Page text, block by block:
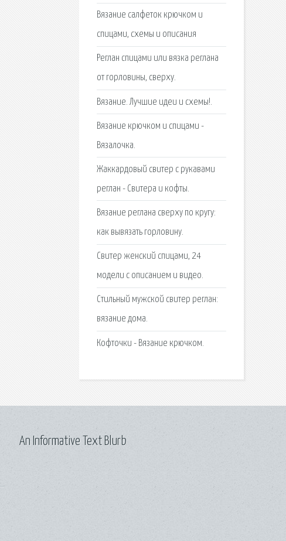
Вязание салфеток крючком и
спицами, схемы и описания
Реглан спицами или вязка реглана
от горловины, сверху.
Вязание. Лучшие идеи и схемы!.
Вязание крючком и спицами -
Вязалочка.
Жаккардовый свитер с рукавами
реглан - Свитера и кофты.
Вязание реглана сверху по кругу:
как вывязать горловину.
Свитер женский спицами, 24
модели с описанием и видео.
Стильный мужской свитер реглан:
вязание дома.
Кофточки - Вязание крючком.
An Informative Text Blurb